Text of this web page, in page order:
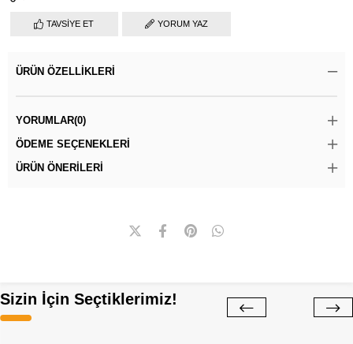
TAVSIYE ET YORUM YAZ
ÜRÜN ÖZELLIKLERI
YORUMLAR(0)
ÖDEME SEÇENEKLERI
ÜRÜN ÖNERILERI
Sizin İçin Seçtiklerimiz!